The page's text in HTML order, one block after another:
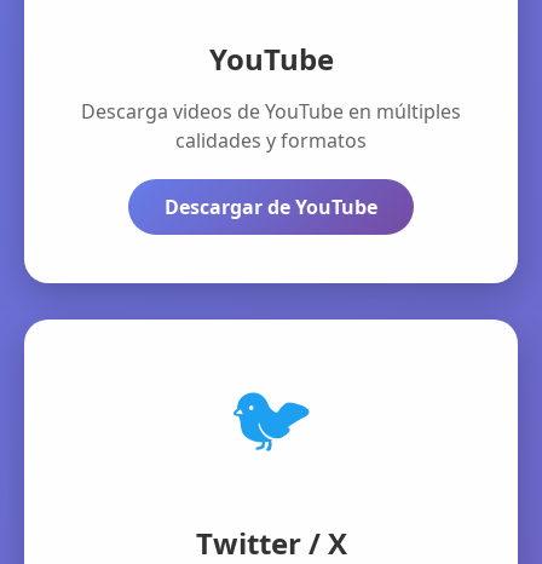
YouTube
Descarga videos de YouTube en múltiples
calidades y formatos
Descargar de YouTube
🐦
Twitter / X